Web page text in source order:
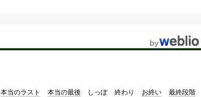
本当のラスト 本当の最後 しっぽ 終わり お終い
最終段階